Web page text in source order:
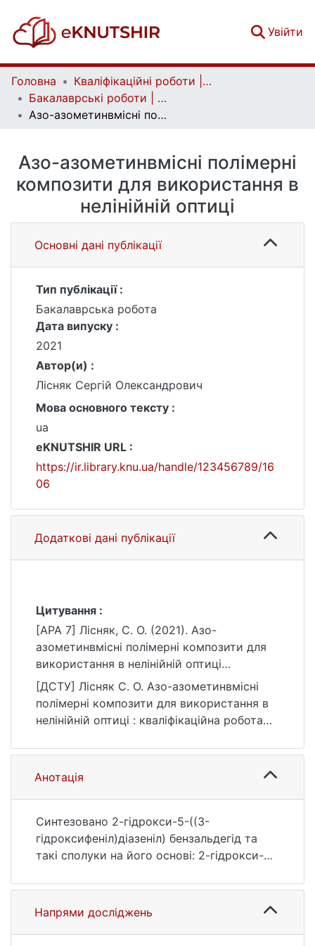
Увійти
Головна
Кваліфікаційні роботи | Qualifying works
Бакалаврські роботи | Bachelor theses
Азо-азометинвмісні полімерні композити для використання в нелінійній оптиці
Азо-азометинвмісні полімерні
композити для використання в
нелінійній оптиці
Основні дані публікації
Тип публікації :
Бакалаврська робота
Дата випуску :
2021
Автор(и) :
Лісняк Сергій Олександрович
Мова основного тексту :
ua
eKNUTSHIR URL :
https://ir.library.knu.ua/handle/123456789/16
06
Додаткові дані публікації
Цитування :
[APA 7] Лісняк, С. О. (2021). Азо-
азометинвмісні полімерні композити для
використання в нелінійній оптиці
[Бакалаврська робота, Київський
національний університет імені Тараса
Шевченка]. eKNUTSHIR.
https://ir.library.knu.ua/handle/123456789/16
06
[ДСТУ] Лісняк С. О. Азо-азометинвмісні
полімерні композити для використання в
нелінійній оптиці : кваліфікаційна робота
2021. 37 с. URL:
https://ir.library.knu.ua/handle/123456789/16
06 (дата звернення: 25.07.2026).
Анотація
Синтезовано 2-гідрокси-5-((3-
гідроксифеніл)діазеніл) бензальдегід та
такі сполуки на його основі: 2-гідрокси-5-
формил-4-((3- (метакрилоїл-окси) феніл)
діазеніл) фенілметакрилат. азометинів
конденсацією 2-гідрокси-5-((3-
Напрями досліджень